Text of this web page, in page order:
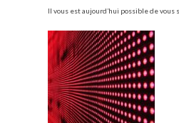
Il vous est aujourd’hui possible de